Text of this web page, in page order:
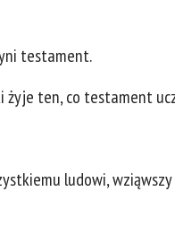
testament.
ten, co testament
ludowi,